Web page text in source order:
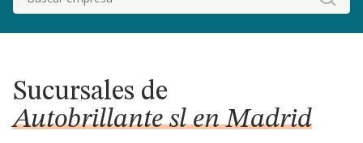
Sucursales de
Autobrillante sl en Madrid